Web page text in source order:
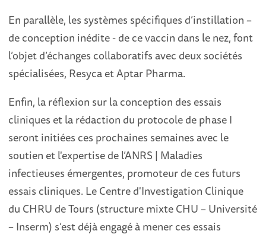
En parallèle, les systèmes spécifiques d’instillation –
de conception inédite - de ce vaccin dans le nez, font
l’objet d’échanges collaboratifs avec deux sociétés
spécialisées, Resyca et Aptar Pharma.
Enfin, la réflexion sur la conception des essais
cliniques et la rédaction du protocole de phase I
seront initiées ces prochaines semaines avec le
soutien et l'expertise de l’ANRS | Maladies
infectieuses émergentes, promoteur de ces futurs
essais cliniques. Le Centre d'Investigation Clinique
du CHRU de Tours (structure mixte CHU – Université
– Inserm) s’est déjà engagé à mener ces essais